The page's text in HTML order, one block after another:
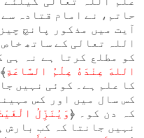
حاتم، نے امام قتادہ
آیت میں مذکور پانچ
اللہ تعالی کے ساتھ
کو مطلع کرتا ہے نہ
اللهَ عِنْدَهُ عِلْمُ السَّاعَةِ
کا علم ہے۔ کوئی نہیں
کس سال میں اور کس
کہ دن کو۔ ﴿وَيُنَزِّلُ
نہیں جانتا کہ کب بارش